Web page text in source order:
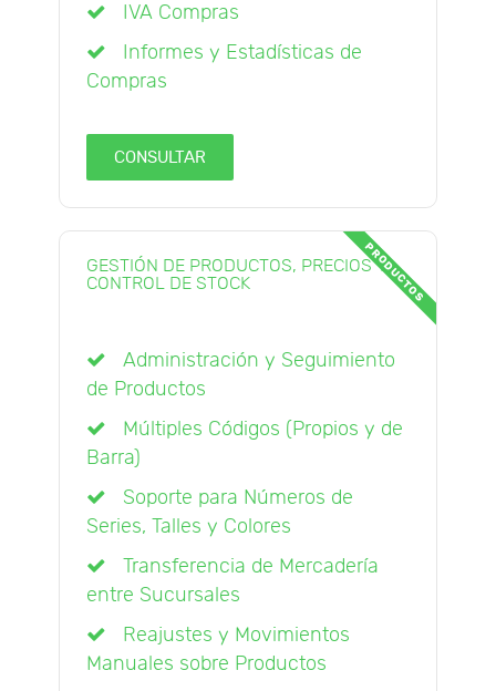
IVA Compras
Informes y Estadísticas de
Compras
CONSULTAR
PRODUCTOS
GESTIÓN DE PRODUCTOS, PRECIOS Y
CONTROL DE STOCK
Administración y Seguimiento
de Productos
Múltiples Códigos (Propios y de
Barra)
Soporte para Números de
Series, Talles y Colores
Transferencia de Mercadería
entre Sucursales
Reajustes y Movimientos
Manuales sobre Productos